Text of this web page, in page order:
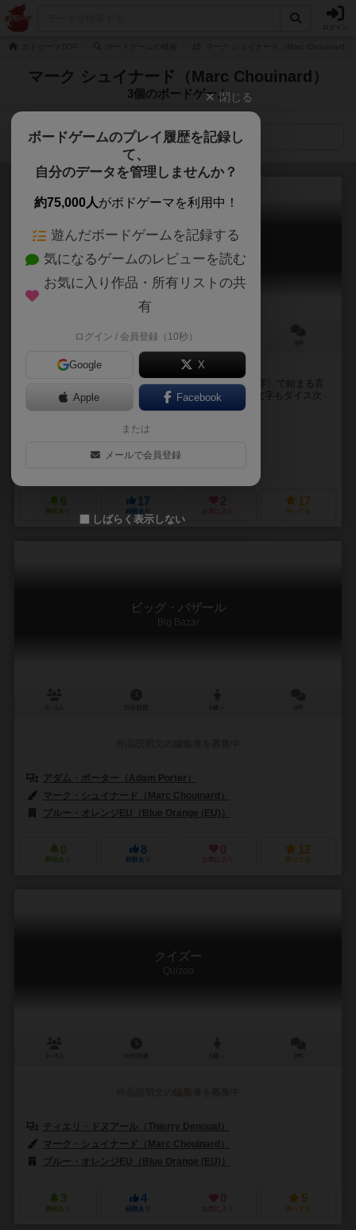
マーク シュイナード（Marc Chouinard）
3個のボードゲーム
検索メニュー
ダイス・アカデミー
Dice Academy
15分前後
ダイスで瞬間連想ゲーム！
◯概要 指定された〈テーマ〉に沿いつつ、その〈頭文字〉で始まる言
葉を考えていち早く言うゲーム。ただし、テーマも頭文字もダイス次
第！ ◯内容物 ・頭文字サイコロ 5色...
ヤニック・ゴベルト（Yannick Gobert）
6
興味あり
17
経験あり お気に入り
17
持ってる
ビッグ・バザール
Big Bazar
アダム・ポーター（Adam Porter）
マーク・シュイナード（Marc Chouinard）
ブルー・オレンジEU（Blue Orange (EU)）
0
興味あり
8
経験あり
0
お気に入り
12
持ってる
クイズー
Quizoo
ティエリ・ドヌアール（Thierry Denoual）
マーク・シュイナード（Marc Chouinard）
ブルー・オレンジEU（Blue Orange (EU)）
3
興味あり
4
経験あり
0
お気に入り
5
持ってる
閉じる
ボードゲームのプレイ履歴を記録し
て、
自分のデータを管理しませんか？
約75,000人がボドゲーマを利用中！
遊んだボードゲームを記録する
気になるゲームのレビューを読む
お気に入り作品・所有リストの共
有
ログイン / 会員登録（10秒）
Google X
Apple Facebook
または
メールで会員登録
しばらく表示しない